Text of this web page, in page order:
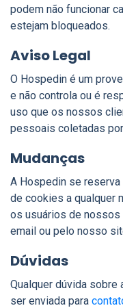
podem não funcionar
estejam bloqueados.
Aviso Legal
O Hospedin é um
e não controla ou é
uso que os nossos
pessoais coletadas
Mudanças
A Hospedin se
de cookies a qualquer
os usuários de
email ou pelo nosso
Dúvidas
Qualquer dúvida
ser enviada para